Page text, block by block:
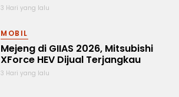
3 Hari yang lalu
MOBIL
Mejeng di GIIAS 2026, Mitsubishi
XForce HEV Dijual Terjangkau
3 Hari yang lalu